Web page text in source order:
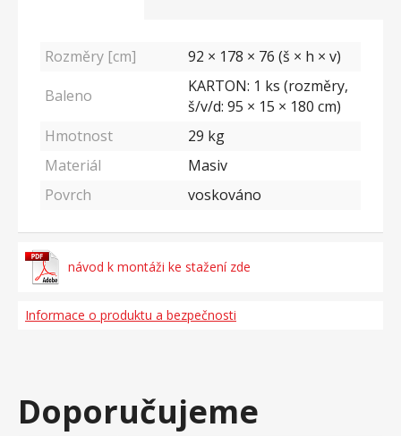
Rozměry [cm]
92 × 178 × 76 (š × h × v)
Baleno
KARTON: 1 ks (rozměry,
š/v/d: 95 × 15 × 180 cm)
Hmotnost
29 kg
Materiál
Masiv
Povrch
voskováno
návod k montáži ke stažení zde
Informace o produktu a bezpečnosti
Doporučujeme